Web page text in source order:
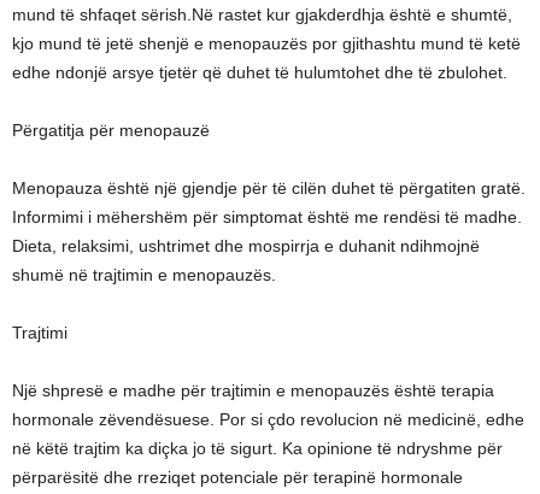
mund të shfaqet sërish.Në rastet kur gjakderdhja është e shumtë,
kjo mund të jetë shenjë e menopauzës por gjithashtu mund të ketë
edhe ndonjë arsye tjetër që duhet të hulumtohet dhe të zbulohet.
Përgatitja për menopauzë
Menopauza është një gjendje për të cilën duhet të përgatiten gratë.
Informimi i mëhershëm për simptomat është me rendësi të madhe.
Dieta, relaksimi, ushtrimet dhe mospirrja e duhanit ndihmojnë
shumë në trajtimin e menopauzës.
Trajtimi
Një shpresë e madhe për trajtimin e menopauzës është terapia
hormonale zëvendësuese. Por si çdo revolucion në medicinë, edhe
në këtë trajtim ka diçka jo të sigurt. Ka opinione të ndryshme për
përparësitë dhe rreziqet potenciale për terapinë hormonale